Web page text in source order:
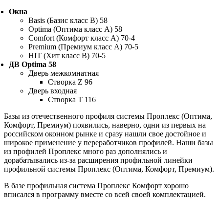
Окна
Basis (Базис класс В) 58
Optima (Оптима класс А) 58
Comfort (Комфорт класс А) 70-4
Premium (Премиум класс А) 70-5
HIT (Хит класс В) 70-5
ДВ Optima 58
Дверь межкомнатная
Створка Z 96
Дверь входная
Створка Т 116
Базы из отечественного профиля системы Проплекс (Оптима,
Комфорт, Премиум) появились, наверно, одни из первых на
российском оконном рынке и сразу нашли свое достойное и
широкое применение у переработчиков профилей. Наши базы
из профилей Проплекс много раз дополнялись и
дорабатывались из-за расширения профильной линейки
профильной системы Проплекс (Оптима, Комфорт, Премиум).
В базе профильная система Проплекс Комфорт хорошо
вписался в программу вместе со всей своей комплектацией.